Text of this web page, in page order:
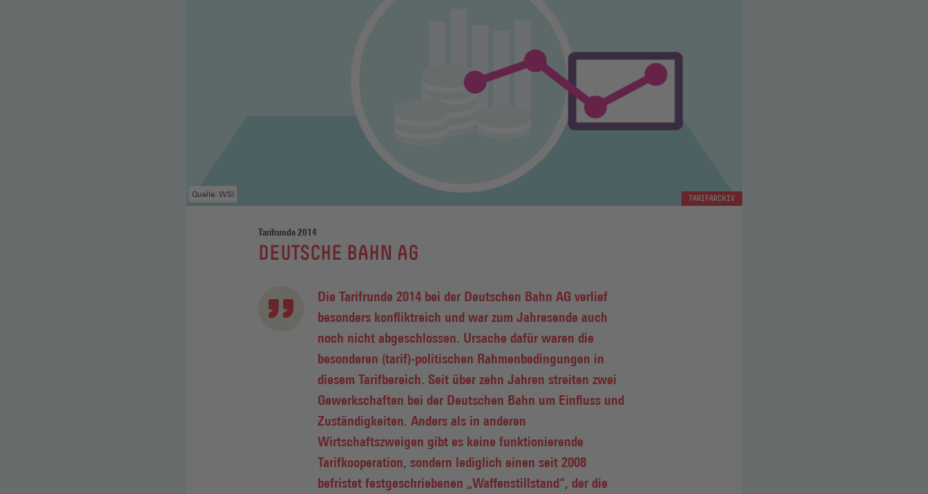
Quelle: WSI TARIFARCHIV
Tarifrunde 2014
:
DEUTSCHE BAHN AG
Die Tarifrunde 2014 bei der Deutschen Bahn AG verlief
besonders konfliktreich und war zum Jahresende auch
noch nicht abgeschlossen. Ursache dafür waren die
besonderen (tarif)-politischen Rahmenbedingungen in
diesem Tarifbereich. Seit über zehn Jahren streiten zwei
Gewerkschaften bei der Deutschen Bahn um Einfluss und
Zuständigkeiten. Anders als in anderen
Wirtschaftszweigen gibt es keine funktionierende
Tarifkooperation, sondern lediglich einen seit 2008
befristet festgeschriebenen „Waffenstillstand“, der die